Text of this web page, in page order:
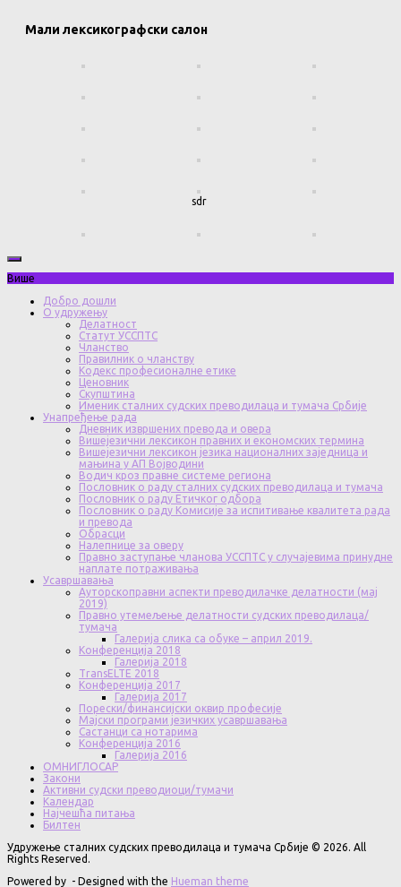
Мали лексикографски салон
sdr
Више
Добро дошли
О удружењу
Делатност
Статут УССПТС
Чланство
Правилник о чланству
Кодекс професионалне етике
Ценовник
Скупштина
Именик сталних судских преводилаца и тумача Србије
Унапређење рада
Дневник извршених превода и овера
Вишејезични лексикон правних и економских термина
Вишејезични лексикон језика националних заједница и
мањина у АП Војводини
Водич кроз правне системе региона
Пословник о раду сталних судских преводилаца и тумача
Пословник о раду Етичког одбора
Пословник о раду Комисије за испитивање квалитета рада
и превода
Обрасци
Налепнице за оверу
Правно заступање чланова УССПТС у случајевима принудне
наплате потраживања
Усавршавања
Ауторскоправни аспекти преводилачке делатности (мај
2019)
Правно утемељење делатности судских преводилаца/
тумача
Галерија слика са обуке – април 2019.
Конференција 2018
Галерија 2018
TransELTE 2018
Конференција 2017
Галерија 2017
Порески/финансијски оквир професије
Мајски програми језичких усавршавања
Састанци са нотарима
Конференција 2016
Галерија 2016
ОМНИГЛОСАР
Закони
Активни судски преводиоци/тумачи
Календар
Најчешћа питања
Билтен
Удружење сталних судских преводилаца и тумача Србије © 2026. All
Rights Reserved.
Powered by - Designed with the Hueman theme